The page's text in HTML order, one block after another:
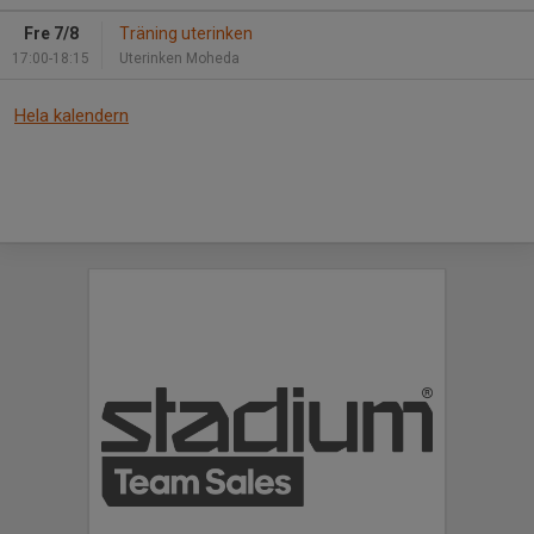
Fre 7/8
17:00-18:15
Träning uterinken
Uterinken Moheda
Hela kalendern